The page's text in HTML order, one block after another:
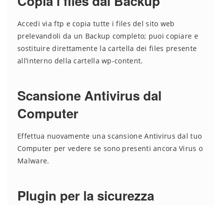
Accedi via ftp e copia tutte i files del sito web
prelevandoli da un Backup completo; puoi copiare e
sostituire direttamente la cartella dei files presente
all’interno della cartella wp-content.
Scansione Antivirus dal
Computer
Effettua nuovamente una scansione Antivirus dal tuo
Computer per vedere se sono presenti ancora Virus o
Malware.
Plugin per la sicurezza